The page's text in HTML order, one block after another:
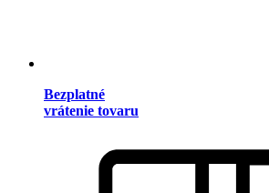
Bezplatné
vrátenie tovaru